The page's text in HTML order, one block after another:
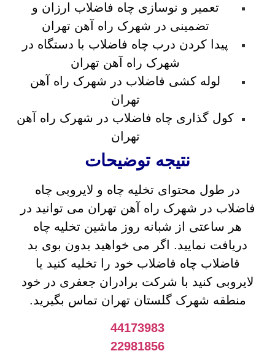
تعمیر و نوسازی چاه فاضلاب ارزان و
تضمینی در شهرک راه آهن تهران
پیدا کردن درب چاه فاضلاب با دستگاه در
شهرک راه آهن تهران
لوله کشی فاضلاب در شهرک راه آهن
تهران
کول گذاری چاه فاضلاب در شهرک راه آهن
تهران
نتیجه توضیحات
در طول محتوای تخلیه چاه و لایروبی چاه
فاضلاب در شهرک راه آهن تهران می توانید در
هر ساعتی از شبانه روز ماشین تخلیه چاه
دریافت نمایید. اگر می خواهید بدون بوی بد
فاضلاب چاه فاضلاب خود را تخلیه کنید یا
لایروبی کنید با شرکت برادران جعفری در خود
منطقه شهرک گلستان تهران تماس بگیرید.
44173983
22981856